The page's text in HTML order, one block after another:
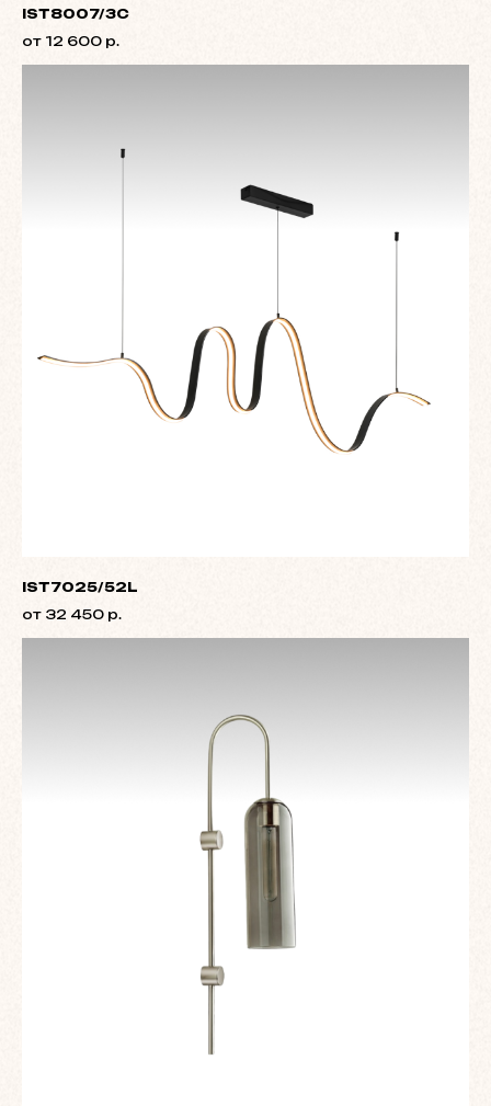
IST8007/3C
от 12 600 р.
IST7025/52L
от 32 450 р.